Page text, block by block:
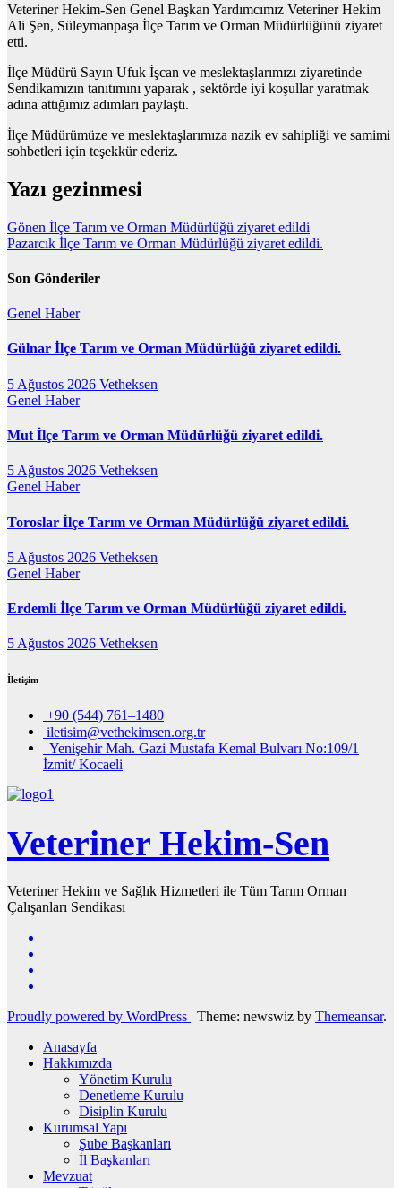
Veteriner Hekim-Sen Genel Başkan Yardımcımız Veteriner Hekim
Ali Şen, Süleymanpaşa İlçe Tarım ve Orman Müdürlüğünü ziyaret
etti.
İlçe Müdürü Sayın Ufuk İşcan ve meslektaşlarımızı ziyaretinde
Sendikamızın tanıtımını yaparak , sektörde iyi koşullar yaratmak
adına attığımız adımları paylaştı.
İlçe Müdürümüze ve meslektaşlarımıza nazik ev sahipliği ve samimi
sohbetleri için teşekkür ederiz.
Yazı gezinmesi
Gönen İlçe Tarım ve Orman Müdürlüğü ziyaret edildi
Pazarcık İlçe Tarım ve Orman Müdürlüğü ziyaret edildi.
Son Gönderiler
Genel Haber
Gülnar İlçe Tarım ve Orman Müdürlüğü ziyaret edildi.
5 Ağustos 2026 Vetheksen
Genel Haber
Mut İlçe Tarım ve Orman Müdürlüğü ziyaret edildi.
5 Ağustos 2026 Vetheksen
Genel Haber
Toroslar İlçe Tarım ve Orman Müdürlüğü ziyaret edildi.
5 Ağustos 2026 Vetheksen
Genel Haber
Erdemli İlçe Tarım ve Orman Müdürlüğü ziyaret edildi.
5 Ağustos 2026 Vetheksen
İletişim
+90 (544) 761–1480
iletisim@vethekimsen.org.tr
Yenişehir Mah. Gazi Mustafa Kemal Bulvarı No:109/1
İzmit/ Kocaeli
Veteriner Hekim-Sen
Veteriner Hekim ve Sağlık Hizmetleri ile Tüm Tarım Orman
Çalışanları Sendikası
Proudly powered by WordPress | Theme: newswiz by Themeansar.
Anasayfa
Hakkımızda
Yönetim Kurulu
Denetleme Kurulu
Disiplin Kurulu
Kurumsal Yapı
Şube Başkanları
İl Başkanları
Mevzuat